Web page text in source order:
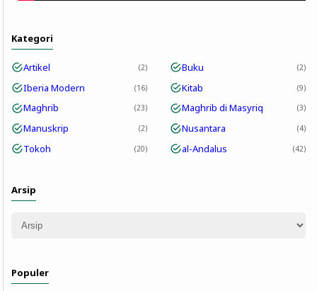
Kategori
Artikel 2 Buku 2
Iberia Modern 16 Kitab 9
Maghrib 23 Maghrib di Masyriq 3
Manuskrip 2 Nusantara 4
Tokoh 20 al-Andalus 42
Arsip
Populer